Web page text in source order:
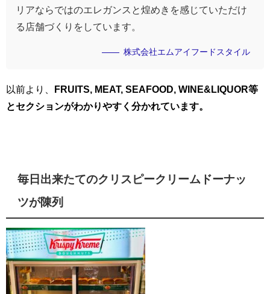
リアならではのエレガンスと煌めきを感じていただけ
る店舗づくりをしています。
株式会社エムアイフードスタイル
以前より、
FRUITS, MEAT, SEAFOOD, WINE&LIQUOR等
とセクションがわかりやすく分かれています。
毎日出来たてのクリスピークリームドーナッ
ツが陳列